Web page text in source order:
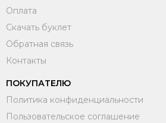
Оплата
Скачать буклет
Обратная связь
Контакты
ПОКУПАТЕЛЮ
Политика конфиденциальности
Пользовательское соглашение